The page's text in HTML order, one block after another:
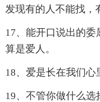
发现有的人不能找，
17、能开口说出的
算是爱人。
18、爱是长在我们心
19、不管你做什么